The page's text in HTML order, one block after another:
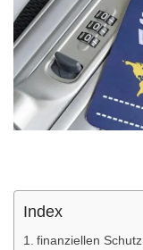
Index
finanziellen Schutz